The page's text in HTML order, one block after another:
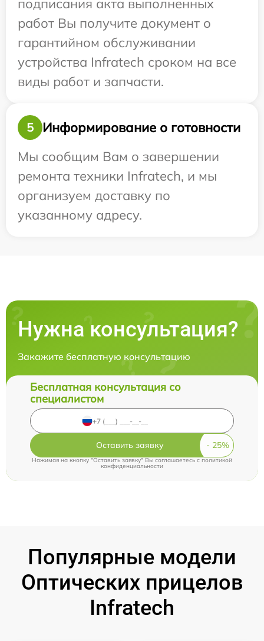
подписания акта выполненных
работ Вы получите документ о
гарантийном обслуживании
устройства Infratech сроком на все
виды работ и запчасти.
5
Информирование о готовности
Мы сообщим Вам о завершении
ремонта техники Infratech, и мы
организуем доставку по
указанному адресу.
Нужна консультация?
Закажите бесплатную консультацию
Бесплатная консультация со
специалистом
Оставить заявку
Нажимая на кнопку "Оставить заявку" Вы соглашаетесь c политикой
конфиденциальности
Популярные модели
Оптических прицелов
Infratech